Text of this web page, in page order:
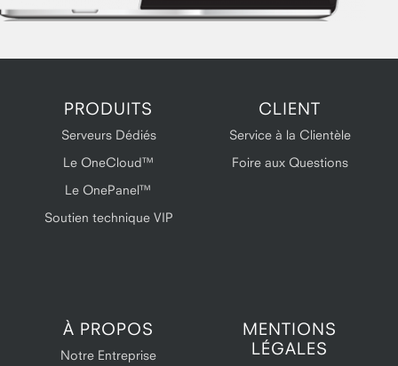
PRODUITS
Serveurs Dédiés
Le OneCloud™
Le OnePanel™
Soutien technique VIP
CLIENT
Service à la Clientèle
Foire aux Questions
À PROPOS
Notre Entreprise
MENTIONS
LÉGALES